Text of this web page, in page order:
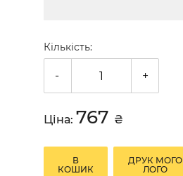
Кількість:
- +
Ціна: 767 ₴
В
КОШИК
ДРУК МОГО
ЛОГО